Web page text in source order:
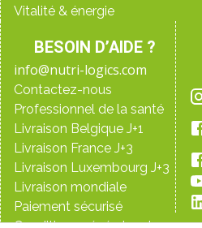
Vitalité & énergie
BESOIN D’AIDE ?
info@nutri-logics.com
Contactez-nous
Professionnel de la santé
Livraison Belgique J+1
Livraison France J+3
Livraison Luxembourg J+3
Livraison mondiale
Paiement sécurisé